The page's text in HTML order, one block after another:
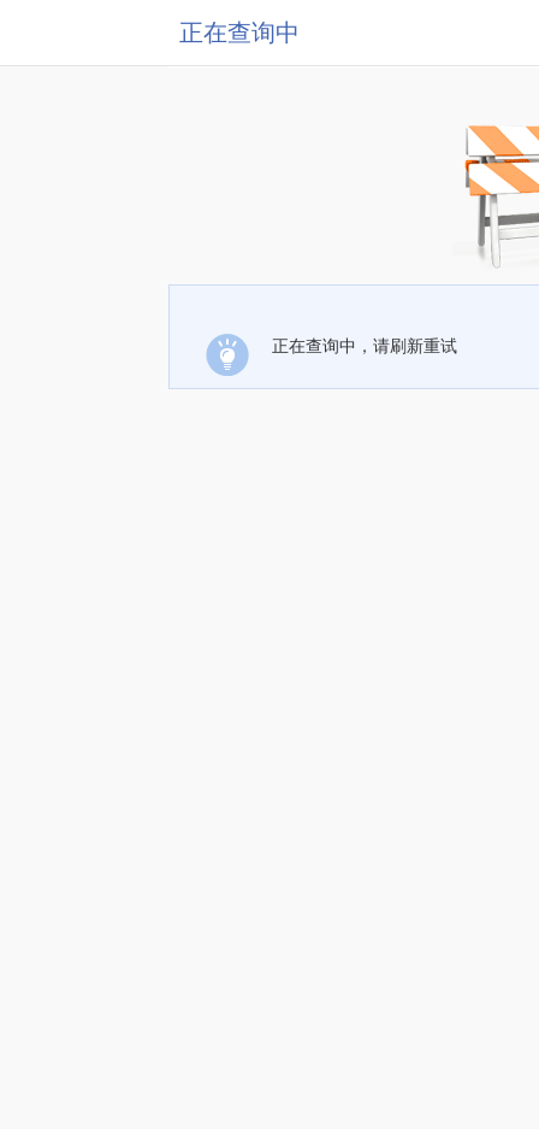
正在查询中
正在查询中，请刷新重试